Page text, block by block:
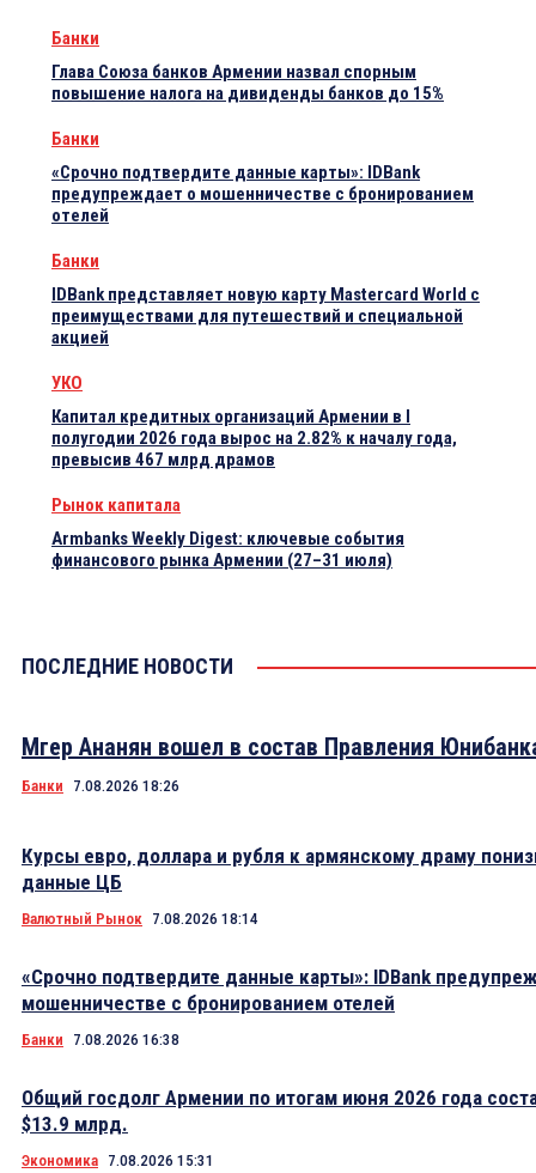
Банки
Глава Союза банков Армении назвал спорным
повышение налога на дивиденды банков до 15%
Банки
«Срочно подтвердите данные карты»: IDBank
предупреждает о мошенничестве с бронированием
отелей
Банки
IDBank представляет новую карту Mastercard World с
преимуществами для путешествий и специальной
акцией
УКО
Капитал кредитных организаций Армении в I
полугодии 2026 года вырос на 2.82% к началу года,
превысив 467 млрд драмов
Рынок капитала
Armbanks Weekly Digest: ключевые события
финансового рынка Армении (27–31 июля)
ПОСЛЕДНИЕ НОВОСТИ
Мгер Ананян вошел в состав Правления
Банки 7.08.2026 18:26
Курсы евро, доллара и рубля к армянскому драму
данные ЦБ
Валютный Рынок 7.08.2026 18:14
«Срочно подтвердите данные карты»: IDBank
мошенничестве с бронированием отелей
Банки 7.08.2026 16:38
Общий госдолг Армении по итогам июня 2026 года
$13.9 млрд.
Экономика 7.08.2026 15:31